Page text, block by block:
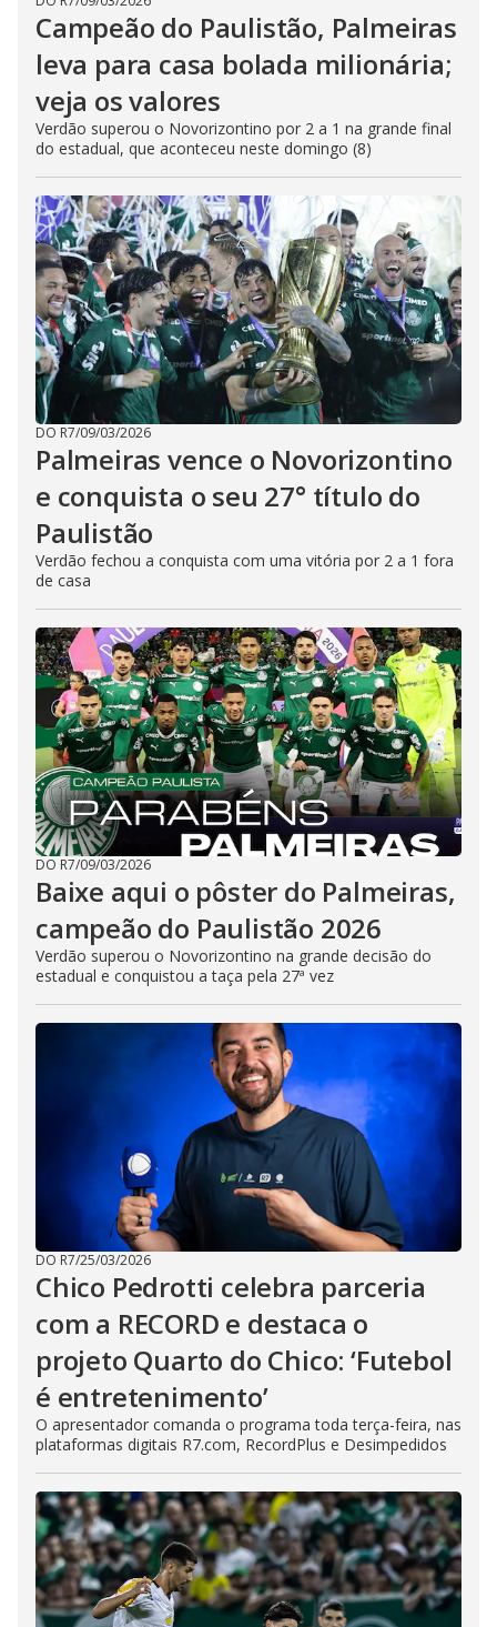
Campeão do Paulistão, Palmeiras
leva para casa bolada milionária;
veja os valores
Verdão superou o Novorizontino por 2 a 1 na grande final
do estadual, que aconteceu neste domingo (8)
DO R7/09/03/2026
Palmeiras vence o Novorizontino
e conquista o seu 27° título do
Paulistão
Verdão fechou a conquista com uma vitória por 2 a 1 fora
de casa
DO R7/09/03/2026
Baixe aqui o pôster do Palmeiras,
campeão do Paulistão 2026
Verdão superou o Novorizontino na grande decisão do
estadual e conquistou a taça pela 27ª vez
DO R7/25/03/2026
Chico Pedrotti celebra parceria
com a RECORD e destaca o
projeto Quarto do Chico: ‘Futebol
é entretenimento’
O apresentador comanda o programa toda terça-feira, nas
plataformas digitais R7.com, RecordPlus e Desimpedidos